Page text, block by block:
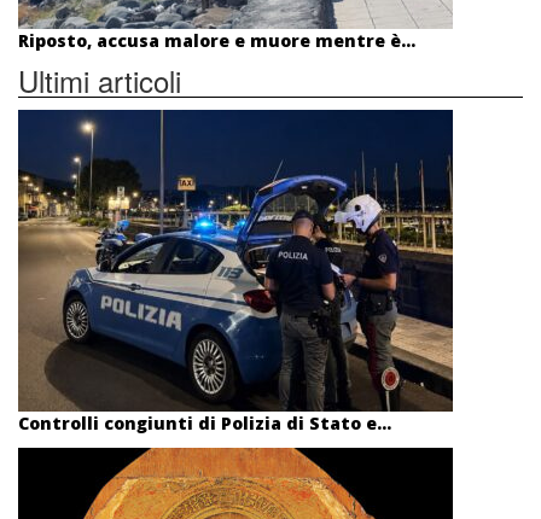
Riposto, accusa malore e muore mentre è...
Ultimi articoli
Controlli congiunti di Polizia di Stato e...